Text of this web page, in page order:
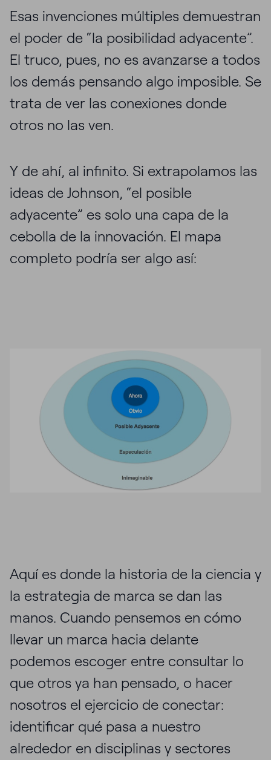
Esas invenciones múltiples demuestran
el poder de “la posibilidad adyacente”.
El truco, pues, no es avanzarse a todos
los demás pensando algo imposible. Se
trata de ver las conexiones donde
otros no las ven.
Y de ahí, al infinito. Si extrapolamos las
ideas de Johnson, “el posible
adyacente” es solo una capa de la
cebolla de la innovación. El mapa
completo podría ser algo así:
Aquí es donde la historia de la ciencia y
la estrategia de marca se dan las
manos. Cuando pensemos en cómo
llevar un marca hacia delante
podemos escoger entre consultar lo
que otros ya han pensado, o hacer
nosotros el ejercicio de conectar:
identificar qué pasa a nuestro
alrededor en disciplinas y sectores